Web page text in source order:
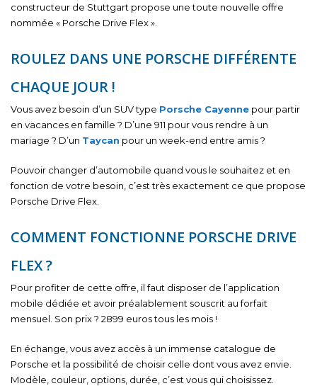
constructeur de Stuttgart propose une toute nouvelle offre
nommée « Porsche Drive Flex ».
ROULEZ DANS UNE PORSCHE DIFFÉRENTE
CHAQUE JOUR !
Vous avez besoin d’un SUV type Porsche Cayenne pour partir
en vacances en famille ? D’une 911 pour vous rendre à un
mariage ? D’un Taycan pour un week-end entre amis ?
Pouvoir changer d’automobile quand vous le souhaitez et en
fonction de votre besoin, c’est très exactement ce que propose
Porsche Drive Flex.
COMMENT FONCTIONNE PORSCHE DRIVE
FLEX ?
Pour profiter de cette offre, il faut disposer de l’application
mobile dédiée et avoir préalablement souscrit au forfait
mensuel. Son prix ? 2899 euros tous les mois !
En échange, vous avez accès à un immense catalogue de
Porsche et la possibilité de choisir celle dont vous avez envie.
Modèle, couleur, options, durée, c’est vous qui choisissez.